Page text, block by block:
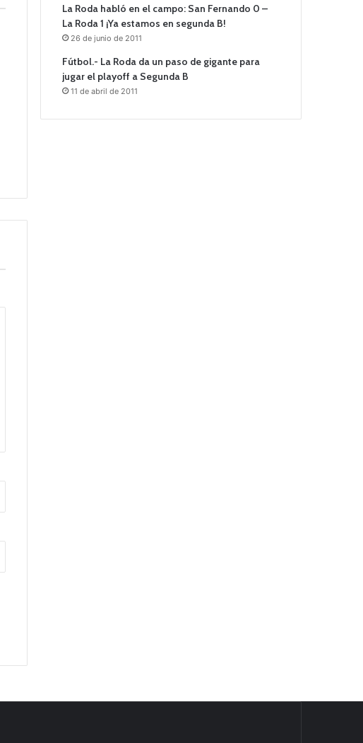
La Roda habló en el campo: San Fernando 0 –
La Roda 1 ¡Ya estamos en segunda B!
26 de junio de 2011
Fútbol.- La Roda da un paso de gigante para
jugar el playoff a Segunda B
11 de abril de 2011